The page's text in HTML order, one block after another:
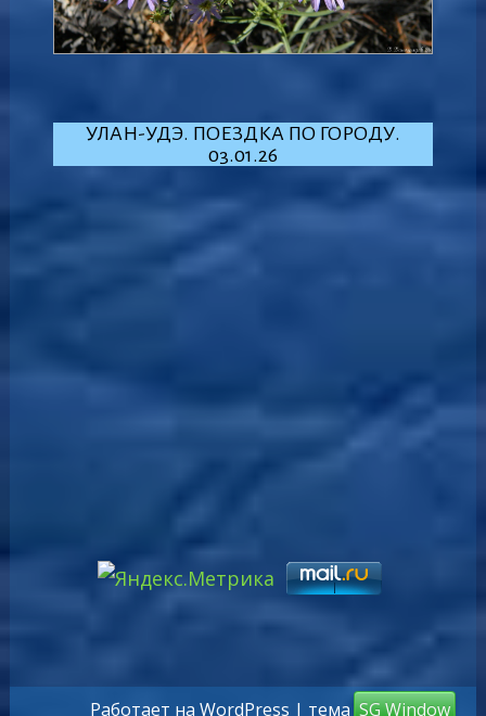
УЛАН-УДЭ. ПОЕЗДКА ПО ГОРОДУ.
03.01.26
Работает на WordPress | темаSG Window